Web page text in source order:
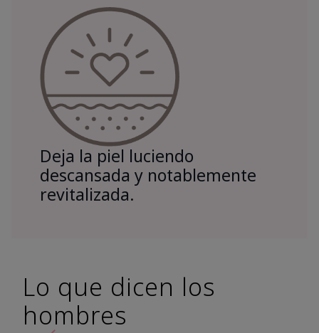
Deja la piel luciendo
descansada y notablemente
revitalizada.
Lo que dicen los
hombres